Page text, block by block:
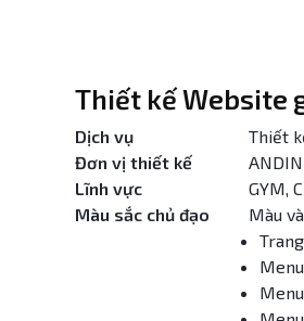
Thiết kế Website
Dịch vụ
Thiết
Đơn vị thiết kế
ANDIN
Lĩnh vực
GYM,
Màu sắc chủ đạo
Màu